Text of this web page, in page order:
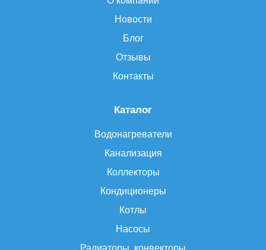
Каталог
Водонагреватели
Канализация
Коллекторы
Кондиционеры
Котлы
Насосы
Радиаторы, конвекторы
Новости
Блог
Отзывы
Контакты